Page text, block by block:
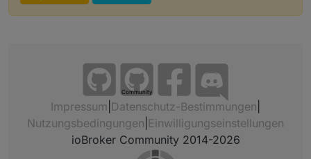
Community
Impressum Datenschutz-Bestimmungen
Nutzungsbedingungen Einwilligungseinstellungen
ioBroker Community 2014-2026